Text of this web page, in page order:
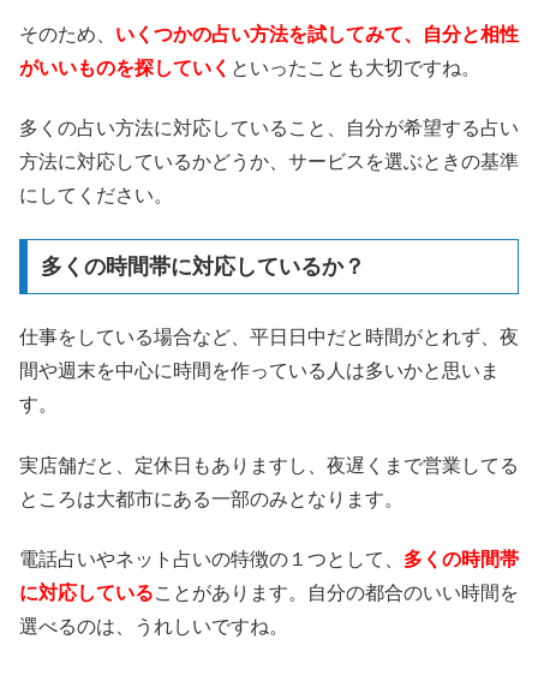
そのため、 いくつかの占い方法を試してみて、自分と相性
がいいものを探していく といったことも大切ですね。
多くの占い方法に対応していること、自分が希望する占い
方法に対応しているかどうか、サービスを選ぶときの基準
にしてください。
多くの時間帯に対応しているか？
仕事をしている場合など、平日日中だと時間がとれず、夜
間や週末を中心に時間を作っている人は多いかと思いま
す。
実店舗だと、定休日もありますし、夜遅くまで営業してる
ところは大都市にある一部のみとなります。
電話占いやネット占いの特徴の１つとして、 多くの時間帯
に対応していることがあります。自分の都合のいい時間を
選べるのは、うれしいですね。